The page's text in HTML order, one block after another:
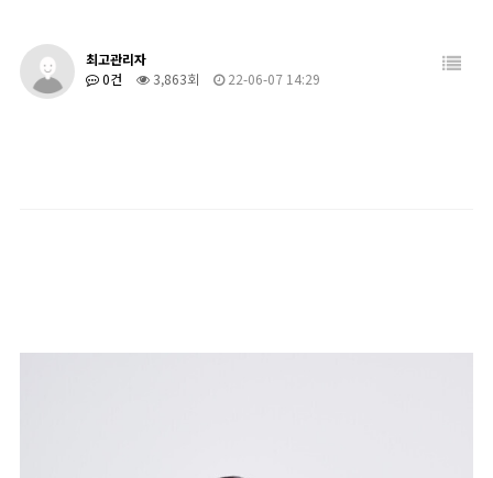
최고관리자
0건
3,863회 22-06-07 14:29